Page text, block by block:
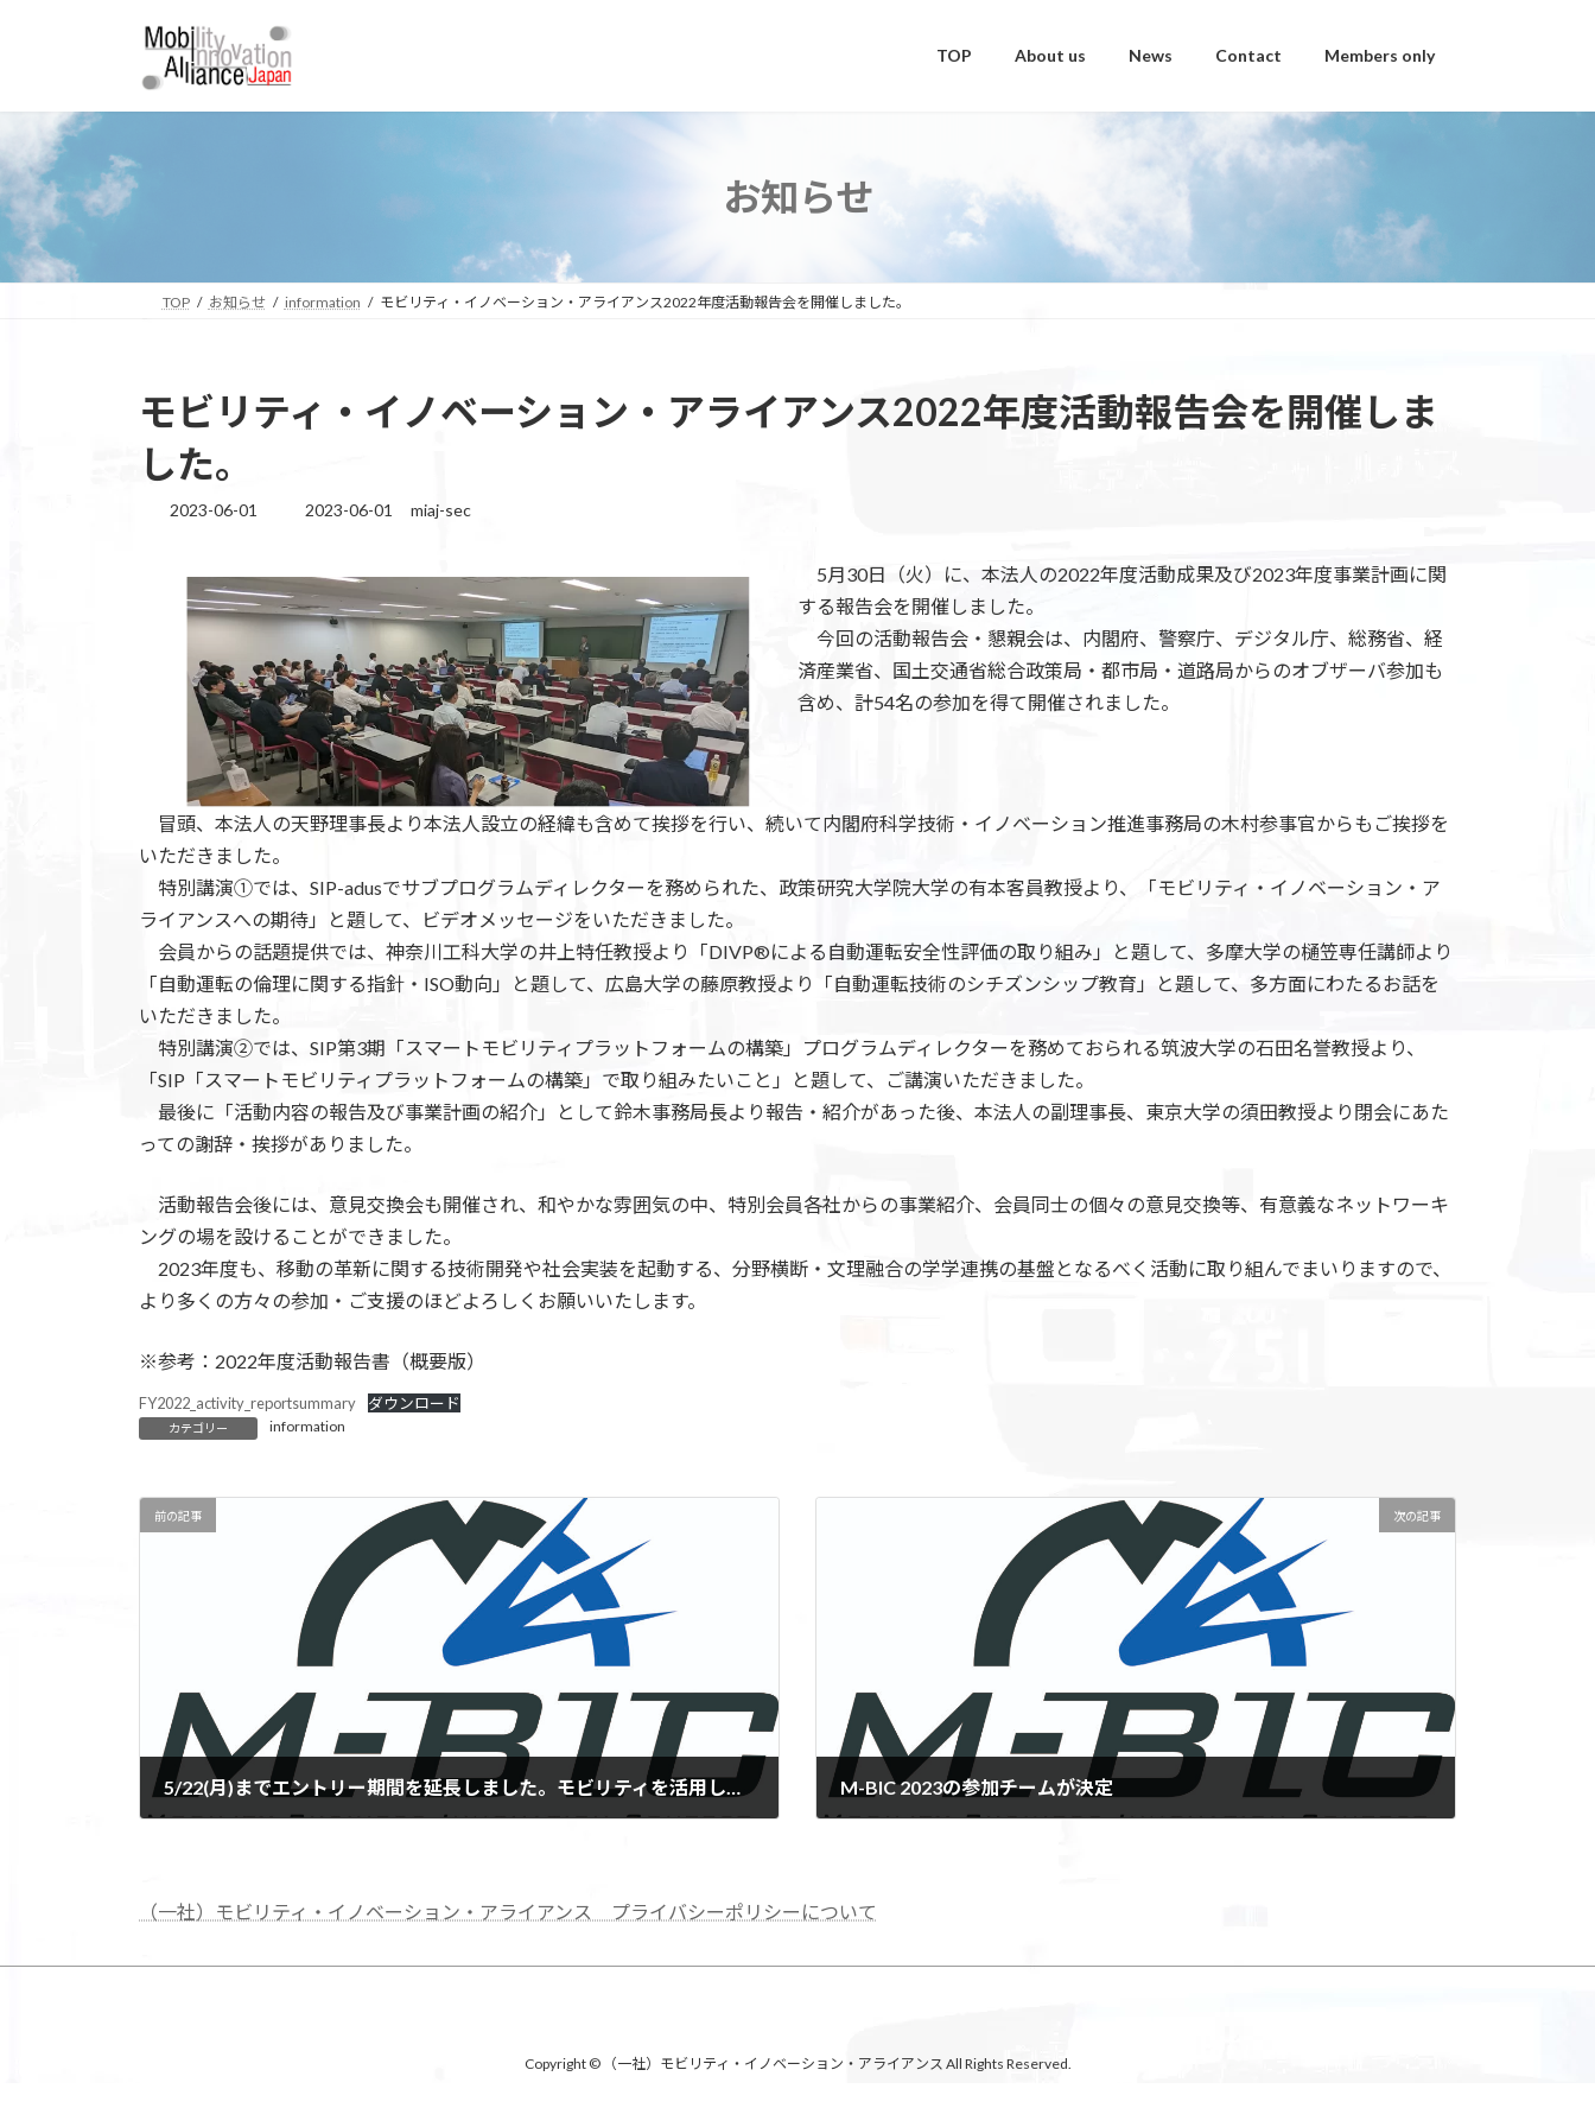
へ
ス
キ
ッ
プ
ョ
ン
に
移
動
TOP About us News Contact Members only
お知らせ
TOP お知らせ information モビリティ・イノベーション・アライアンス2022年度活動報告会を開催しました。
モビリティ・イノベーション・アライアンス2022年度活動報告会を開催しま
した。
2023-06-01
最
新
日
時
2023-06-01 miaj-sec
5月30日（火）に、本法人の2022年度活動成果及び2023年度事業計画に関
する報告会を開催しました。
今回の活動報告会・懇親会は、内閣府、警察庁、デジタル庁、総務省、経
済産業省、国土交通省総合政策局・都市局・道路局からのオブザーバ参加も
含め、計54名の参加を得て開催されました。
冒頭、本法人の天野理事長より本法人設立の経緯も含めて挨拶を行い、続いて内閣府科学技術・イノベーション推進事務局の木村参事官からもご挨拶を
いただきました。
特別講演①では、SIP-adusでサブプログラムディレクターを務められた、政策研究大学院大学の有本客員教授より、「モビリティ・イノベーション・ア
ライアンスへの期待」と題して、ビデオメッセージをいただきました。
会員からの話題提供では、神奈川工科大学の井上特任教授より「DIVP®による自動運転安全性評価の取り組み」と題して、多摩大学の樋笠専任講師より
「自動運転の倫理に関する指針・ISO動向」と題して、広島大学の藤原教授より「自動運転技術のシチズンシップ教育」と題して、多方面にわたるお話を
いただきました。
特別講演②では、SIP第3期「スマートモビリティプラットフォームの構築」プログラムディレクターを務めておられる筑波大学の石田名誉教授より、
「SIP「スマートモビリティプラットフォームの構築」で取り組みたいこと」と題して、ご講演いただきました。
最後に「活動内容の報告及び事業計画の紹介」として鈴木事務局長より報告・紹介があった後、本法人の副理事長、東京大学の須田教授より閉会にあた
っての謝辞・挨拶がありました。
活動報告会後には、意見交換会も開催され、和やかな雰囲気の中、特別会員各社からの事業紹介、会員同士の個々の意見交換等、有意義なネットワーキ
ングの場を設けることができました。
2023年度も、移動の革新に関する技術開発や社会実装を起動する、分野横断・文理融合の学学連携の基盤となるべく活動に取り組んでまいりますので、
より多くの方々の参加・ご支援のほどよろしくお願いいたします。
※参考：2022年度活動報告書（概要版）
FY2022_activity_reportsummary ダウンロード
カテゴリー information
前の記事
5/22(月)までエントリー期間を延長しました。モビリティを活用したビジネス・イノベーション・コンテストM-BIC 2023
次の記事
M-BIC 2023の参加チームが決定
（一社）モビリティ・イノベーション・アライアンス プライバシーポリシーについて
Copyright © （一社）モビリティ・イノベーション・アライアンス All Rights Reserved.